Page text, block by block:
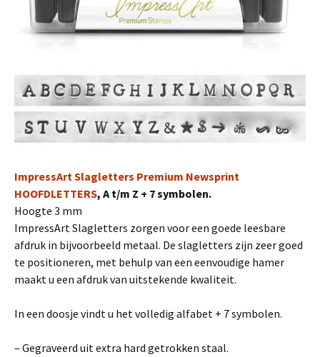
ImpressArt Slagletters Premium Newsprint
HOOFDLETTERS, A t/m Z + 7 symbolen.
Hoogte 3 mm
ImpressArt Slagletters zorgen voor een goede leesbare
afdruk in bijvoorbeeld metaal. De slagletters zijn zeer goed
te positioneren, met behulp van een eenvoudige hamer
maakt u een afdruk van uitstekende kwaliteit.
In een doosje vindt u het volledig alfabet + 7 symbolen.
– Gegraveerd uit extra hard getrokken staal.